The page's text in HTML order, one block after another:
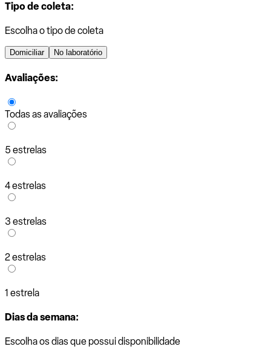
Tipo de coleta:
Escolha o tipo de coleta
Domiciliar No laboratório
Avaliações:
Todas as avaliações
5 estrelas
4 estrelas
3 estrelas
2 estrelas
1 estrela
Dias da semana:
Escolha os dias que possui disponibilidade